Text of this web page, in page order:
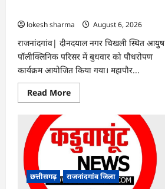
lokesh sharma
August 6, 2026
राजनांदगांव| दीनदयाल नगर चिखली स्थित आयुष
पॉलीक्लिनिक परिसर में बुधवार को पौधरोपण
कार्यक्रम आयोजित किया गया। महापौर...
Read MoreRead
more
:
आयुष
पॉलीक्लिनिक
परिसर
हरियाली
लाने
मेयर
छत्तीसगढ़ राजनांदगांव जिला